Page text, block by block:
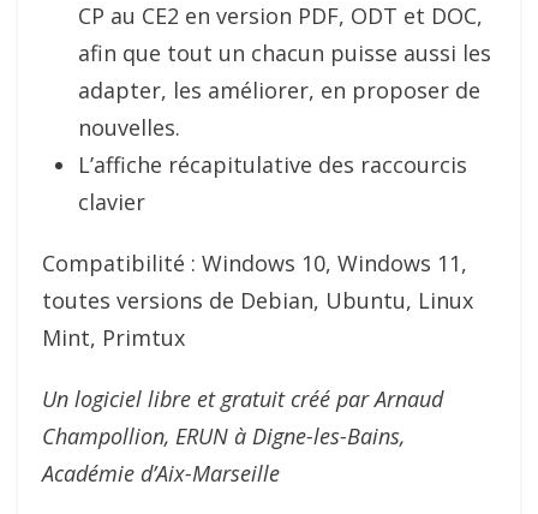
CP au CE2 en version PDF, ODT et DOC,
afin que tout un chacun puisse aussi les
adapter, les améliorer, en proposer de
nouvelles.
L’affiche récapitulative des raccourcis
clavier
Compatibilité : Windows 10, Windows 11,
toutes versions de Debian, Ubuntu, Linux
Mint, Primtux
Un logiciel libre et gratuit créé par Arnaud
Champollion, ERUN à Digne-les-Bains,
Académie d’Aix-Marseille